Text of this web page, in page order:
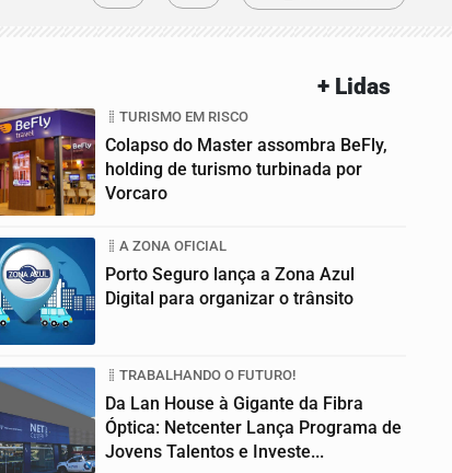
+ Lidas
TURISMO EM RISCO
Colapso do Master assombra BeFly,
holding de turismo turbinada por
Vorcaro
A ZONA OFICIAL
Porto Seguro lança a Zona Azul
Digital para organizar o trânsito
TRABALHANDO O FUTURO!
Da Lan House à Gigante da Fibra
Óptica: Netcenter Lança Programa de
Jovens Talentos e Investe...